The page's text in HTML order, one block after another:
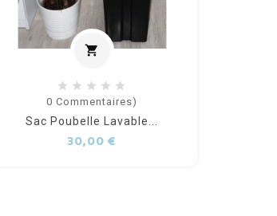
shopping_cart
0 Commentaires)
Sac Poubelle Lavable...
30,00 €